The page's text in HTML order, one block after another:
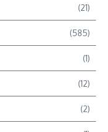
(21)
(585)
(1)
(12)
(2)